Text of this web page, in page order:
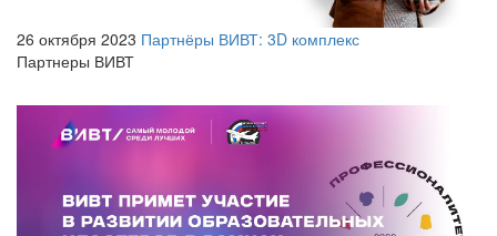
26 октября 2023 Партнёры ВИВТ: 3D комплекс
Партнеры ВИВТ